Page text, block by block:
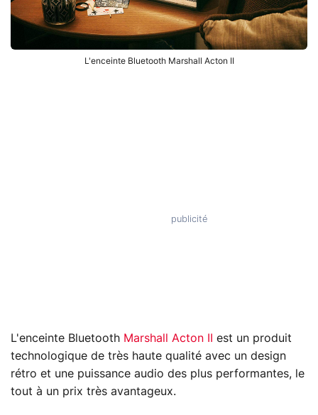
L'enceinte Bluetooth Marshall Acton II
L'enceinte Bluetooth Marshall Acton II
est un produit
technologique de très haute qualité avec un design
rétro et une puissance audio des plus performantes, le
tout à un prix très avantageux.